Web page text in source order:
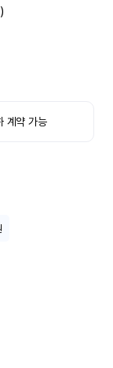
계약 가능